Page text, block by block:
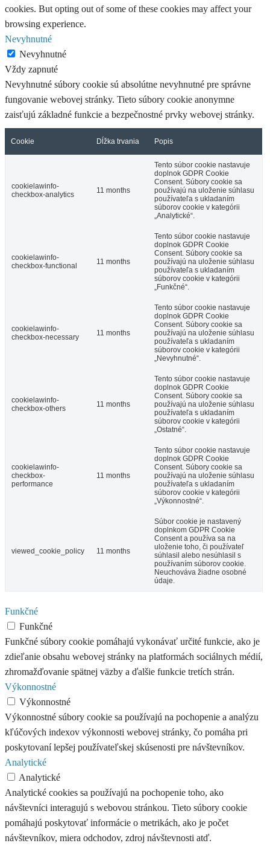
cookies. But opting out of some of these cookies may affect your
browsing experience.
Nevyhnutné
Nevyhnutné
Vždy zapnuté
Nevyhnutné súbory cookie sú absolútne nevyhnutné pre správne
fungovanie webovej stránky. Tieto súbory cookie anonymne
zaisťujú základné funkcie a bezpečnostné prvky webovej stránky.
Cookie Dĺžka trvania Popis
cookielawinfo-
checkbox-analytics
11 months
Tento súbor cookie nastavuje
doplnok GDPR Cookie
Consent. Súbory cookie sa
používajú na uloženie súhlasu
používateľa s ukladaním
súborov cookie v kategórii
„Analytické“.
cookielawinfo-
checkbox-functional
11 months
Tento súbor cookie nastavuje
doplnok GDPR Cookie
Consent. Súbory cookie sa
používajú na uloženie súhlasu
používateľa s ukladaním
súborov cookie v kategórii
„Funkčné“.
cookielawinfo-
checkbox-necessary
11 months
Tento súbor cookie nastavuje
doplnok GDPR Cookie
Consent. Súbory cookie sa
používajú na uloženie súhlasu
používateľa s ukladaním
súborov cookie v kategórii
„Nevyhnutné“.
cookielawinfo-
checkbox-others
11 months
Tento súbor cookie nastavuje
doplnok GDPR Cookie
Consent. Súbory cookie sa
používajú na uloženie súhlasu
používateľa s ukladaním
súborov cookie v kategórii
„Ostatné“.
cookielawinfo-
checkbox-
performance
11 months
Tento súbor cookie nastavuje
doplnok GDPR Cookie
Consent. Súbory cookie sa
používajú na uloženie súhlasu
používateľa s ukladaním
súborov cookie v kategórii
„Výkonnostné“.
viewed_cookie_policy 11 months
Súbor cookie je nastavený
doplnkom GDPR Cookie
Consent a používa sa na
uloženie toho, či používateľ
súhlasil alebo nesúhlasil s
používaním súborov cookie.
Neuchováva žiadne osobné
údaje.
Funkčné
Funkčné
Funkčné súbory cookie pomáhajú vykonávať určité funkcie, ako je
zdieľanie obsahu webovej stránky na platformách sociálnych médií,
zhromažďovanie spätnej väzby a ďalšie funkcie tretích strán.
Výkonnostné
Výkonnostné
Výkonnostné súbory cookie sa používajú na pochopenie a analýzu
kľúčových indexov výkonnosti webovej stránky, čo pomáha pri
poskytovaní lepšej používateľskej skúsenosti pre návštevníkov.
Analytické
Analytické
Analytické cookies sa používajú na pochopenie toho, ako
návštevníci interagujú s webovou stránkou. Tieto súbory cookie
pomáhajú poskytovať informácie o metrikách, ako je počet
návštevníkov, miera odchodov, zdroj návštevnosti atď.